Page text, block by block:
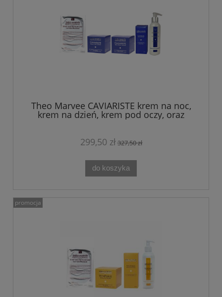
Theo Marvee CAVIARISTE krem na noc,
krem na dzień, krem pod oczy, oraz
tonik PERŁA i KAWIOR + maska GRATIS
299,50 zł327,50 zł
do koszyka
promocja